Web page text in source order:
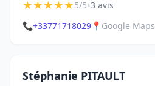
★★★★★5/5•3 avis
📞+33771718029 📍 Google Maps
Stéphanie PITAULT